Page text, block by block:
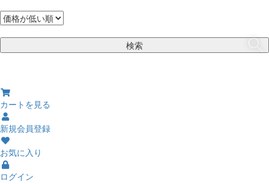
検索
カートを見る
新規会員登録
お気に入り
ログイン